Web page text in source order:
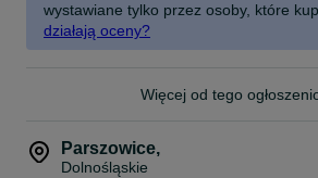
wystawiane tylko przez osoby, które
działają oceny?
Więcej od tego
Parszowice,
Dolnośląskie